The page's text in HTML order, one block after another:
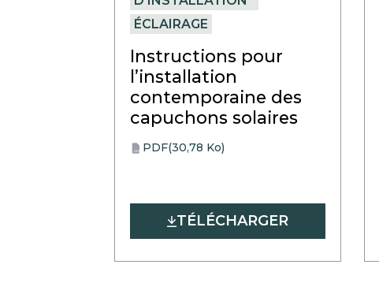
ÉCLAIRAGE
Instructions pour
l’installation
contemporaine des
capuchons solaires
PDF PDF(30,78 Ko)
opens
new
TÉLÉCHARGER